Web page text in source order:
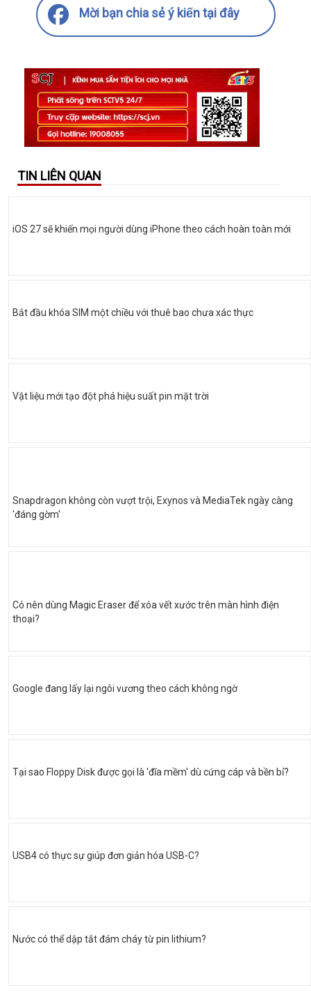
Mời bạn chia sẻ ý kiến tại đây
TIN LIÊN QUAN
iOS 27 sẽ khiến mọi người dùng iPhone theo cách hoàn toàn mới
Bắt đầu khóa SIM một chiều với thuê bao chưa xác thực
Vật liệu mới tạo đột phá hiệu suất pin mặt trời
Snapdragon không còn vượt trội, Exynos và MediaTek ngày càng
'đáng gờm'
Có nên dùng Magic Eraser để xóa vết xước trên màn hình điện
thoại?
Google đang lấy lại ngôi vương theo cách không ngờ
Tại sao Floppy Disk được gọi là 'đĩa mềm' dù cứng cáp và bền bỉ?
USB4 có thực sự giúp đơn giản hóa USB-C?
Nước có thể dập tắt đám cháy từ pin lithium?